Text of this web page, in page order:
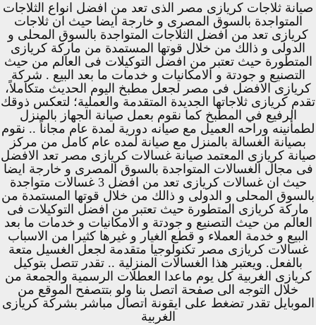
صيانة ثلاجات كريازى مصر الذى تعد من افضل انواع الثلاجات
المتواجدة بالسوق المصرى و خارجة ايضا حيث ان ثلاجات
كريازى تعد من افضل الثلاجات المتواجدة بالسوق المحلى و
الدولى و ذالك من خلال قوتها المستمدة من ماركة كريازى
المتطورة حيث تعتبر من افضل التوكيلات فى العالم من حيث
التصنيع و جودتة و الامكانيات و خدمات ما بعد البيع . شركة
كريازى الافضل فى مصر لجعل مطبخ اليوم الحديث متكاملاً،
تقدم كريازى ثلاجاتها الجديدة المتقدمة والعملية؛ لتعكس ذوقك
الرفيع في المطبخ كما نقوم بعمل صيانة الجهاز بالمنزل
لطمأنينه وراحه العميل مع صيانه دورية لمدة عام مجاناً .. نقوم
بصيانة الغسالة بالمنزل مع صيانة لمده عام كامل من مركز
صيانة كريازى المعتمد صيانة غسالات كريازى مصر تعد الافضل
فى مجال الغسالات المتواجدة بالسوق المصرى و خارجة ايضا
حيث ان غسالات كريازى تعد من افضل 3 غسالات متواجدة
بالسوق المحلى و الدولى و ذالك من خلال قوتها المستمدة من
ماركة كريازى المتطورة حيث تعتبر من افضل التوكيلات فى
العالم من حيث التصنيع و جودتة و الامكانيات و خدمات ما بعد
البيع و خدمة العملاء و قطع الغيار و غيرها كثيرا من الاسباب
غسالات كريازى مصر تكنولوجيا متقدمة لجعل الغسيل متعة
بالفعل. ويعتبر هذا الغسالات المنزلية .. تقدر تتصل بتوكيل
كريازى الغربية كل يوم ماعدا العطلات الرسمية والجمعة من
خلال التوجه الى صفحة اتصل بنا ولو بتتصفح الموقع من
الموبايل تقدر تضغط على ايقونة اتصال مباشر بشركة كريازى
الغربية